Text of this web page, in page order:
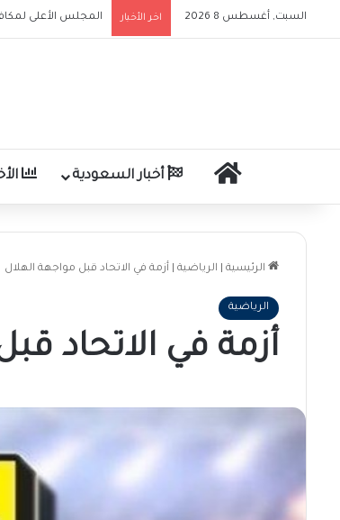
السبت, أغسطس 8 2026 اخر الأخبار
الرئيسيةأخبار السعودية
الرئيسية الرياضية أزمة في الاتحاد قبل مواجهة الهلال
الرياضية
أزمة في الاتحاد